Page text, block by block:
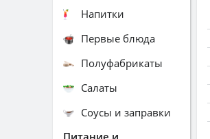
Напитки
Первые блюда
Полуфабрикаты
Салаты
Соусы и заправки
Питание и